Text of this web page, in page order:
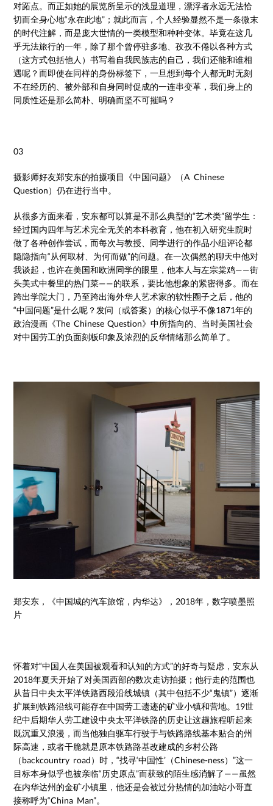
对跖点。而正如她的展览所呈示的浅显道理，漂浮者永远无法恰
切而全身心地“永在此地”；就此而言，个人经验显然不是一条微末
的时代注解，而是庞大世情的一类模型和种种变体。毕竟在这几
乎无法旅行的一年，除了那个曾停驻多地、孜孜不倦以各种方式
（这方式包括他人）书写着自我民族志的自己，我们还能和谁相
遇呢？而即使在同样的身份标签下，一旦想到每个人都无时无刻
不在经历的、被外部和自身同时促成的一连串变革，我们身上的
同质性还是那么简朴、明确而坚不可摧吗？
03
摄影师好友郑安东的拍摄项目《中国问题》（A Chinese
Question）仍在进行当中。
从很多方面来看，安东都可以算是不那么典型的“艺术类”留学生：
经过国内四年与艺术完全无关的本科教育，他在初入研究生院时
做了各种创作尝试，而每次与教授、同学进行的作品小组评论都
隐隐指向“从何取材、为何而做”的问题。在一次偶然的聊天中他对
我谈起，也许在美国和欧洲同学的眼里，他本人与左宗棠鸡——街
头美式中餐里的热门菜——的联系，要比他想象的紧密得多。而在
跨出学院大门，乃至跨出海外华人艺术家的软性圈子之后，他的
“中国问题”是什么呢？发问（或答案）的核心似乎不像1871年的
政治漫画《The Chinese Question》中所指向的、当时美国社会
对中国劳工的负面刻板印象及浓烈的反华情绪那么简单了。
郑安东，《中国城的汽车旅馆，内华达》，2018年，数字喷墨照
片
怀着对“中国人在美国被观看和认知的方式”的好奇与疑虑，安东从
2018年夏天开始了对美国西部的数次走访拍摄；他行走的范围也
从昔日中央太平洋铁路西段沿线城镇（其中包括不少“鬼镇”）逐渐
扩展到铁路沿线可能存在中国劳工遗迹的矿业小镇和营地。19世
纪中后期华人劳工建设中央太平洋铁路的历史让这趟旅程听起来
既沉重又浪漫，而当他独自驱车行驶于与铁路路线基本贴合的州
际高速，或者干脆就是原本铁路路基改建成的乡村公路
（backcountry road）时，“找寻‘中国性’（Chinese-ness）”这一
目标本身似乎也被亲临“历史原点”而获致的陌生感消解了——虽然
在内华达州的金矿小镇里，他还是会被过分热情的加油站小哥直
接称呼为“China Man”。